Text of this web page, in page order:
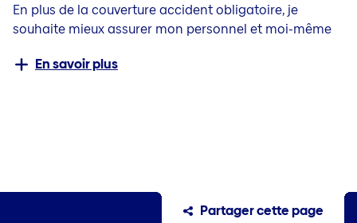
En plus de la couverture accident obligatoire, je
souhaite mieux assurer mon personnel et moi-même
En savoir plus
Partager cette page